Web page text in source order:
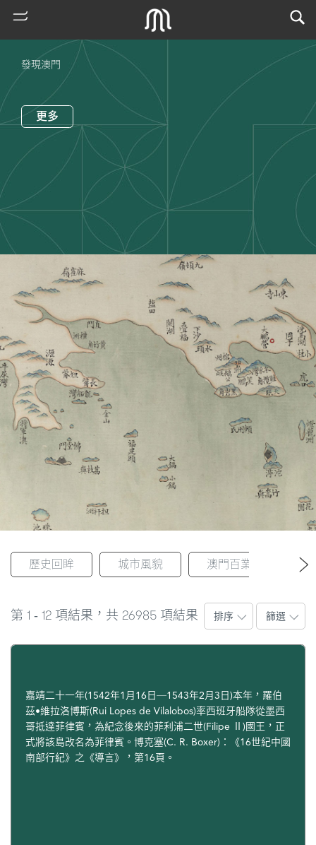
門
搜
古
媽
閣
寺
廟
堂
發現澳門
更多
歷史回眸 城市風貌 澳門百業 風
第 1 - 12 項結果，共 26985 項結果 排序 篩選
嘉靖二十一年(1542年1月16日─1543年2月3日)本年，羅伯
茲•維拉洛博斯(Rui Lopes de Vilalobos)率西班牙船隊從墨西
哥抵達菲律賓，為紀念後來的菲利浦二世(Filipe Ⅱ)國王，正
式將該島改名為菲律賓。博克塞(C. R. Boxer)：《16世紀中國
南部行紀》之《導言》，第16頁。